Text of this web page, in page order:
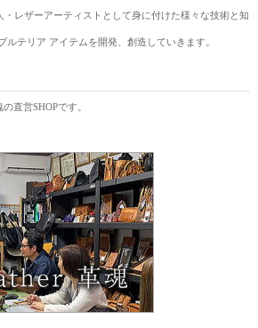
レザーアーティストとして身に付けた様々な技術と知
ルテリア アイテムを開発、創造していきます。
直営SHOPです。